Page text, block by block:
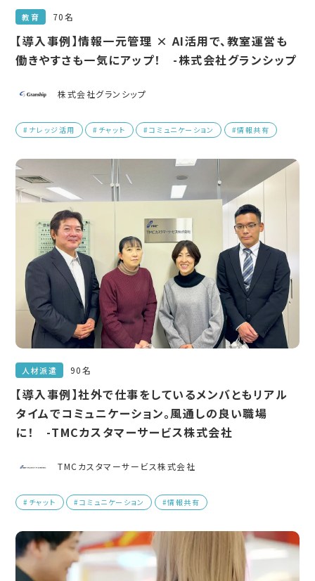
教育 70名
【導入事例】情報一元管理 × AI活用で、教室運営も
働きやすさも一気にアップ！ -株式会社グランシップ
株式会社グランシップ
#ナレッジ活用 #チャット #コミュニケーション #情報共有
人材派遣 90名
【導入事例】社外で仕事をしているメンバともリアル
タイムでコミュニケーション。風通しの良い職場
に！ -TMCカスタマーサービス株式会社
TMCカスタマーサービス株式会社
#チャット #コミュニケーション #情報共有